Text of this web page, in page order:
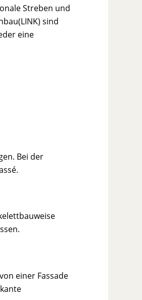
Streben und
sind
eine
Bei der
einer Fassade